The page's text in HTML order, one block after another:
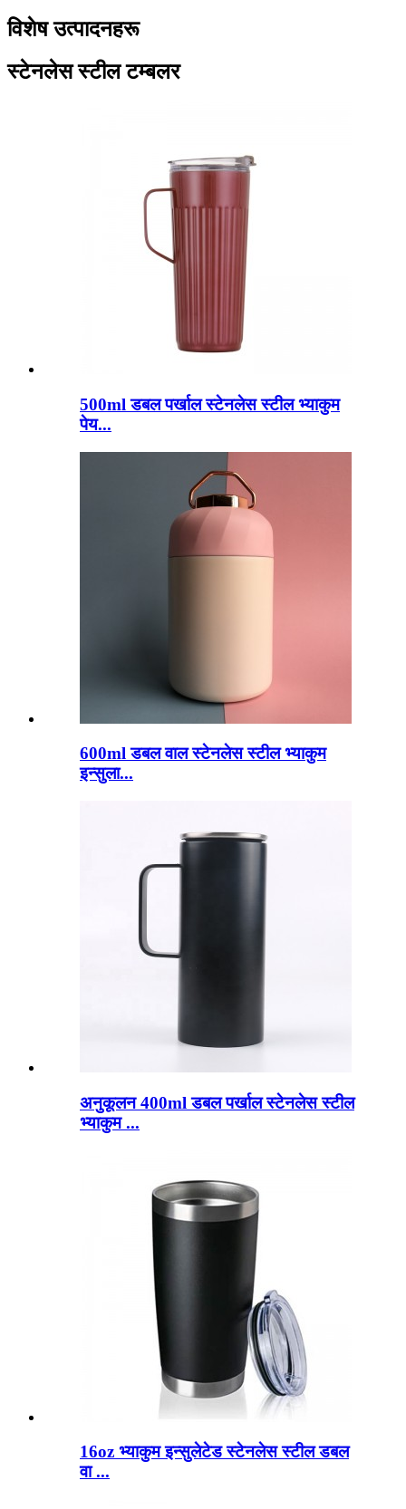
विशेष उत्पादनहरू
स्टेनलेस स्टील टम्बलर
500ml डबल पर्खाल स्टेनलेस स्टील भ्याकुम
पेय...
600ml डबल वाल स्टेनलेस स्टील भ्याकुम
इन्सुला...
अनुकूलन 400ml डबल पर्खाल स्टेनलेस स्टील
भ्याकुम ...
16oz भ्याकुम इन्सुलेटेड स्टेनलेस स्टील डबल
वा ...